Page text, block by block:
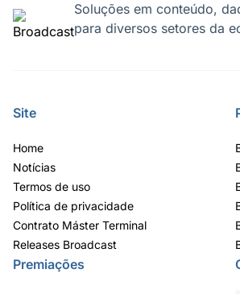
Soluções em conteúdo,
para diversos setores da
Site
Home
Notícias
Termos de uso
Política de privacidade
Contrato Máster Terminal
Releases Broadcast
Premiações